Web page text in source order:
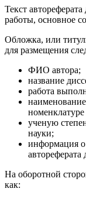
Текст
работы, основное
Обложка, или
для размещения
ФИО автора;
название
работа
ученую
науки;
информация о
автореферата
На оборотной
как: